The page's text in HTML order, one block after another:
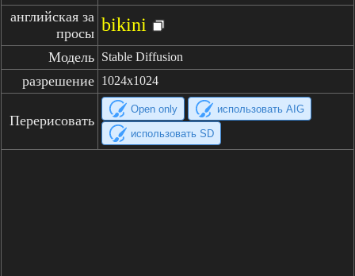
английская за
просы bikini
Модель Stable Diffusion
разрешение 1024x1024
Перерисовать
Open only использовать AIG
использовать SD